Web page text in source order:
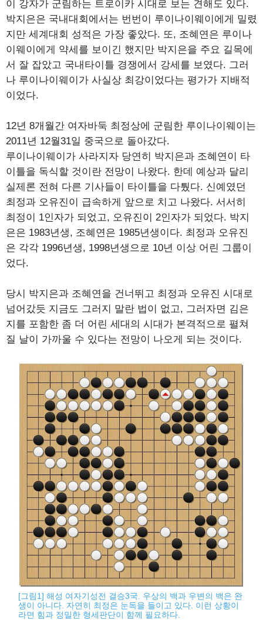
이 강자가 군림하는 트로이카 시대로 보는 견해도 있다.
박지은은 국내대회에서는 번번이 루이나이웨이에게 밀렸
지만 세계대회 성적은 가장 좋았다. 또, 조혜연은 루이나
이웨이에게 약세를 보이긴 했지만 박지은을 주요 길목에
서 잘 잡았고 국내타이틀 경쟁에서 강세를 보였다. 그러
나 루이나이웨이가 사실상 최강이었다는 평가가 지배적
이었다.
12년 8개월간 여자바둑 최정상에 군림한 루이나이웨이는
2011년 12월31일 중국으로 돌아갔다.
루이나이웨이가 사라지자 당연히 박지은과 조혜연이 타
이틀을 독식할 것이란 전망이 나왔다. 한데 예상과 달리
실제론 전혀 다른 기사들이 타이틀을 다퉜다. 신예였던
최정과 오유진이 급속하게 앞으로 치고 나왔다. 서서히
최정이 1인자가 되었고, 오유진이 2인자가 되었다. 박지
은은 1983년생, 조혜연은 1985년생이다. 최정과 오유진
은 각각 1996년생, 1998년생으로 10년 이상 어린 그룹이
었다.
당시 박지은과 조혜연을 건너뛰고 최정과 오유진 시대로
넘어갔듯 지금도 그러지 말란 법이 없고, 그러자면 김은
지를 포함한 좀 더 어린 세대의 시대가 본격적으로 펼쳐
질 날이 가까울 수 있다는 전망이 나오게 되는 것이다.
[그림1] 해성 여자기성전 결승3국. 우상의 백과 우변의 백은 완
생이 아니다. 자연히 최정은 눈독을 들이고 있다. 이런 상황이
라면 힘과 정밀한 형세판단이 함께 필요하다.